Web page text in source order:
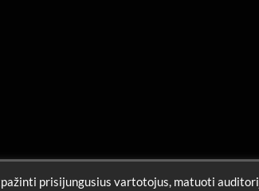
prisijungusius vartotojus, matuoti